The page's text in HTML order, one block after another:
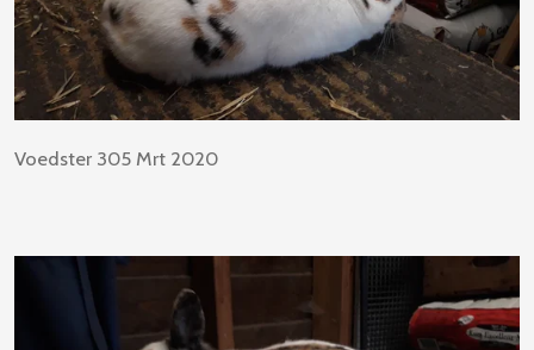
Voedster 305 Mrt 2020